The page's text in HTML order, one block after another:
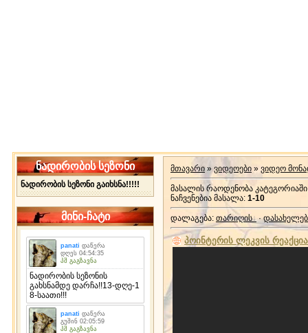
ნადირობის სეზონი
ნადირობის სეზონი გაიხსნა!!!!!
მინი-ჩატი
მთავარი » ვიდეოები » ვიდეო
მასალის რაოდენობა კატეგორიაში
ნაჩვენებია მასალა: 1-10
დალაგება: თარიღის ·
პოინტერის ლეკვის